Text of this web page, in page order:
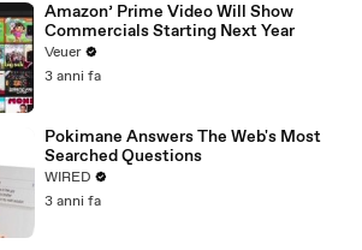
Amazon’ Prime Video Will Show
Commercials Starting Next Year
Veuer
3 anni fa
Pokimane Answers The Web's Most
Searched Questions
WIRED
3 anni fa